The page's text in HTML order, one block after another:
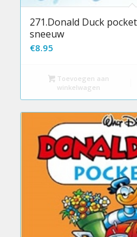
271.Donald Duck
sneeuw
€8.95
Toevoegen aan
winkelwagen